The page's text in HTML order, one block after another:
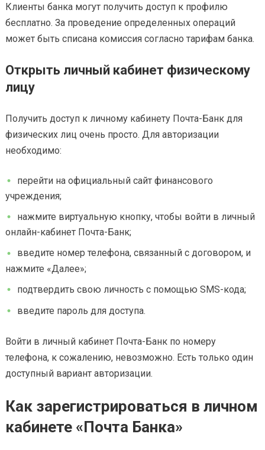
Клиенты банка могут получить доступ к профилю
бесплатно. За проведение определенных операций
может быть списана комиссия согласно тарифам банка.
Открыть личный кабинет физическому
лицу
Получить доступ к личному кабинету Почта-Банк для
физических лиц очень просто. Для авторизации
необходимо:
перейти на официальный сайт финансового
учреждения;
нажмите виртуальную кнопку, чтобы войти в личный
онлайн-кабинет Почта-Банк;
введите номер телефона, связанный с договором, и
нажмите «Далее»;
подтвердить свою личность с помощью SMS-кода;
введите пароль для доступа.
Войти в личный кабинет Почта-Банк по номеру
телефона, к сожалению, невозможно. Есть только один
доступный вариант авторизации.
Как зарегистрироваться в личном
кабинете «Почта Банка»